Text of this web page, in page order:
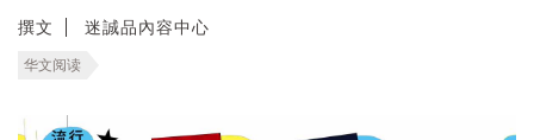
撰文 迷誠品內容中心
华文阅读